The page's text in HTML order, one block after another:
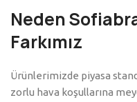
Neden
Farkımız
Ürünlerimizde piyasa
zorlu hava koşullarına